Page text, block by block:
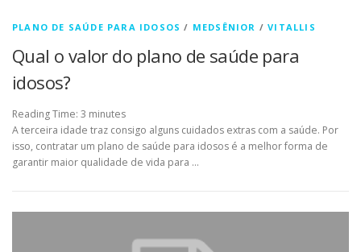
PLANO DE SAÚDE PARA IDOSOS / MEDSÊNIOR /VITALLIS
Qual o valor do plano de saúde para
idosos?
Reading Time: 3 minutes
A terceira idade traz consigo alguns cuidados extras com a saúde. Por
isso, contratar um plano de saúde para idosos é a melhor forma de
garantir maior qualidade de vida para …